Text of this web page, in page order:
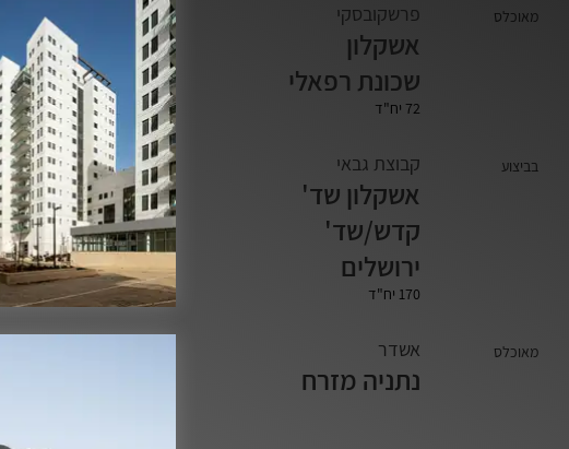
אשקלון
שכונת רפאלי
72 יח"ד
פרשקובסקי מאוכלס
אשקלון שד'
קדש/שד'
ירושלים
170 יח"ד
קבוצת גבאי בביצוע
נתניה מזרח
אשדר מאוכלס